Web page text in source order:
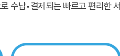
수납•결제되는 빠르고 편리한 서